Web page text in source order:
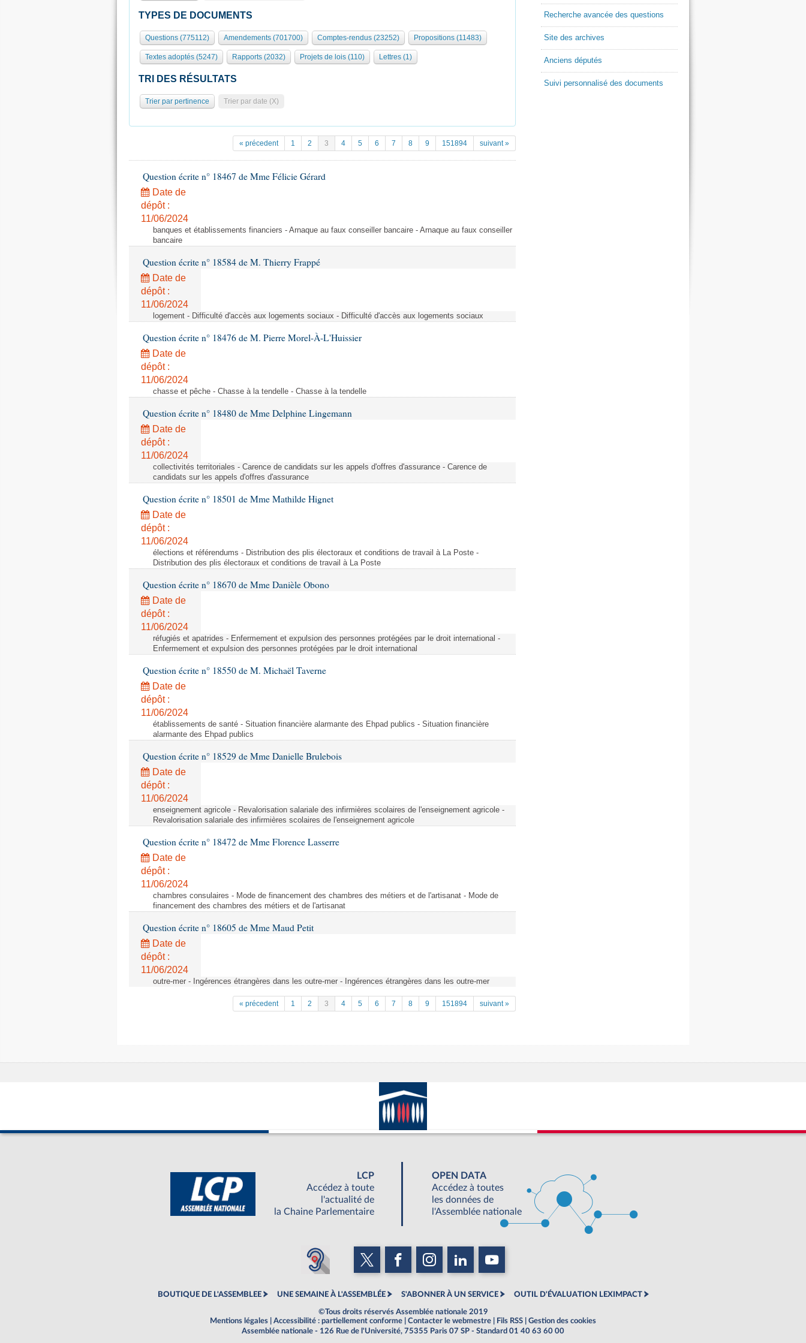
TYPES DE DOCUMENTS
Questions (775112) Amendements (701700) Comptes-rendus (23252) Propositions (11483)
Textes adoptés (5247) Rapports (2032) Projets de lois (110) Lettres (1)
TRI DES RÉSULTATS
Trier par pertinence Trier par date (X)
« précedent 1 2 3 4 5 6 7 8 9 151894 suivant »
Question écrite n° 18467 de Mme Félicie Gérard
Date de
dépôt :
11/06/2024
banques et établissements financiers - Arnaque au faux conseiller bancaire - Arnaque au faux conseiller
bancaire
Question écrite n° 18584 de M. Thierry Frappé
Date de
dépôt :
11/06/2024
logement - Difficulté d'accès aux logements sociaux - Difficulté d'accès aux logements sociaux
Question écrite n° 18476 de M. Pierre Morel-À-L'Huissier
Date de
dépôt :
11/06/2024
chasse et pêche - Chasse à la tendelle - Chasse à la tendelle
Question écrite n° 18480 de Mme Delphine Lingemann
Date de
dépôt :
11/06/2024
collectivités territoriales - Carence de candidats sur les appels d'offres d'assurance - Carence de
candidats sur les appels d'offres d'assurance
Question écrite n° 18501 de Mme Mathilde Hignet
Date de
dépôt :
11/06/2024
élections et référendums - Distribution des plis électoraux et conditions de travail à La Poste -
Distribution des plis électoraux et conditions de travail à La Poste
Question écrite n° 18670 de Mme Danièle Obono
Date de
dépôt :
11/06/2024
réfugiés et apatrides - Enfermement et expulsion des personnes protégées par le droit international -
Enfermement et expulsion des personnes protégées par le droit international
Question écrite n° 18550 de M. Michaël Taverne
Date de
dépôt :
11/06/2024
établissements de santé - Situation financière alarmante des Ehpad publics - Situation financière
alarmante des Ehpad publics
Question écrite n° 18529 de Mme Danielle Brulebois
Date de
dépôt :
11/06/2024
enseignement agricole - Revalorisation salariale des infirmières scolaires de l'enseignement agricole -
Revalorisation salariale des infirmières scolaires de l'enseignement agricole
Question écrite n° 18472 de Mme Florence Lasserre
Date de
dépôt :
11/06/2024
chambres consulaires - Mode de financement des chambres des métiers et de l'artisanat - Mode de
financement des chambres des métiers et de l'artisanat
Question écrite n° 18605 de Mme Maud Petit
Date de
dépôt :
11/06/2024
outre-mer - Ingérences étrangères dans les outre-mer - Ingérences étrangères dans les outre-mer
« précedent 1 2 3 4 5 6 7 8 9 151894 suivant »
Recherche avancée des questions
Site des archives
Anciens députés
Suivi personnalisé des documents
LCP
Accédez à toute
l'actualité de
la Chaine Parlementaire
OPEN DATA
Accédez à toutes
les données de
l'Assemblée nationale
BOUTIQUE DE L'ASSEMBLEE UNE SEMAINE À L'ASSEMBLÉE S'ABONNER À UN SERVICE OUTIL D'ÉVALUATION LEXIMPACT
©Tous droits réservés Assemblée nationale 2019
Mentions légales
Accessibilité : partiellement conforme Contacter le webmestre Fils RSS
Gestion des cookies
Assemblée nationale - 126 Rue de l'Université, 75355 Paris 07 SP - Standard 01 40 63 60 00